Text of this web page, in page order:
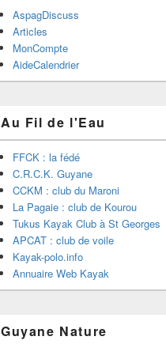
AspagDiscuss
Articles
MonCompte
AideCalendrier
Au Fil de l'Eau
FFCK : la fédé
C.R.C.K. Guyane
CCKM : club du Maroni
La Pagaie : club de Kourou
Tukus Kayak Club à St Georges
APCAT : club de voile
Kayak-polo.info
Annuaire Web Kayak
Guyane Nature